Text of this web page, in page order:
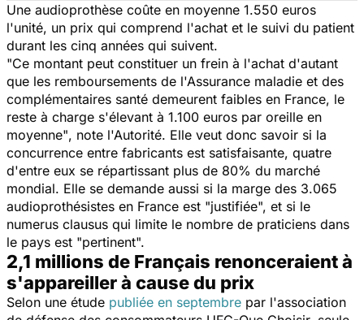
Une audioprothèse coûte en moyenne 1.550 euros
l'unité, un prix qui comprend l'achat et le suivi du patient
durant les cinq années qui suivent.
"Ce montant peut constituer un frein à l'achat d'autant
que les remboursements de l'Assurance maladie et des
complémentaires santé demeurent faibles en France, le
reste à charge s'élevant à 1.100 euros par oreille en
moyenne", note l'Autorité. Elle veut donc savoir si la
concurrence entre fabricants est satisfaisante, quatre
d'entre eux se répartissant plus de 80% du marché
mondial. Elle se demande aussi si la marge des 3.065
audioprothésistes en France est "justifiée", et si le
numerus clausus qui limite le nombre de praticiens dans
le pays est "pertinent".
2,1 millions de Français renonceraient à
s'appareiller à cause du prix
Selon une étude publiée en septembre par l'association